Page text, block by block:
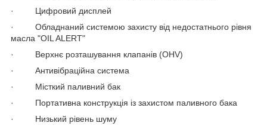
· Цифровий дисплей
· Обладнаний системою захисту від недостатнього рівня
масла "OIL ALERT"
· Верхнє розташування клапанів (OHV)
· Антивібраційна система
· Місткий паливний бак
· Портативна конструкція із захистом паливного бака
· Низький рівень шуму